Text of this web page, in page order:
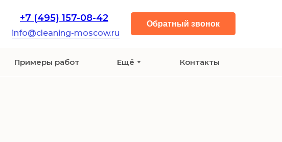
Примеры работ Контакты
Ещё
Обратный звонок
+7 (495) 157-08-42
info@cleaning-moscow.ru